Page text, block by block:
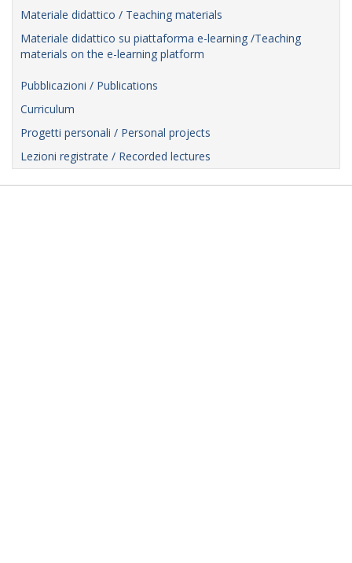
Materiale didattico / Teaching materials
Materiale didattico su piattaforma e-learning /Teaching
materials on the e-learning platform
Pubblicazioni / Publications
Curriculum
Progetti personali / Personal projects
Lezioni registrate / Recorded lectures